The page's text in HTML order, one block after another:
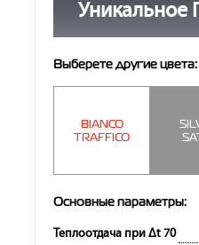
Уникальное
Выберете другие цвета:
BIANCO
TRAFFICO
Основные параметры:
Теплоотдача при Δt 70